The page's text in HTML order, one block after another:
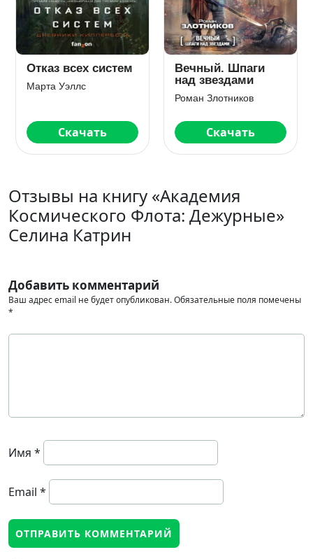
Отказ всех систем
Марта Уэллс
Скачать
Вечный. Шпаги
над звездами
Роман Злотников
Скачать
Отзывы на книгу «Академия
Космического Флота: Дежурные»
Селина Катрин
Добавить комментарий
Ваш адрес email не будет опубликован.Обязательные поля помечены
*
Имя *
Email *